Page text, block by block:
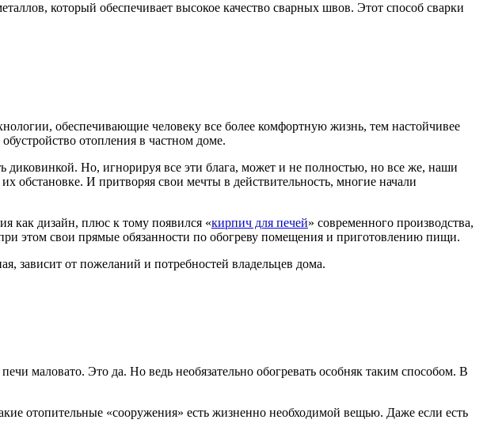
который обеспечивает высокое качество сварных швов. Этот способ сварки
обеспечивающие человеку все более комфортную жизнь, тем настойчивее
отопления в частном доме.
диковинкой. Но, игнорируя все эти блага, может и не полностью, но все же, наши
И притворяя свои мечты в действительность, многие начали
как дизайн, плюс к тому появился «кирпич для печей» современного производства,
этом свои прямые обязанности по обогреву помещения и приготовлению пищи.
зависит от пожеланий и потребностей владельцев дома.
маловато. Это да. Но ведь необязательно обогревать особняк таким способом. В
отопительные «сооружения» есть жизненно необходимой вещью. Даже если есть